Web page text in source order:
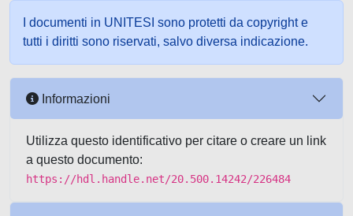
I documenti in UNITESI sono protetti da copyright e
tutti i diritti sono riservati, salvo diversa indicazione.
Informazioni
Utilizza questo identificativo per citare o creare un link
a questo documento:
https://hdl.handle.net/20.500.14242/226484